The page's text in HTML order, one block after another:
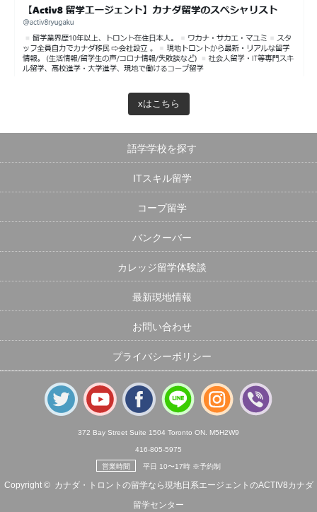
xはこちら
語学学校を探す
ITスキル留学
コープ留学
バンクーバー
カレッジ留学体験談
最新現地情報
お問い合わせ
プライバシーポリシー
372 Bay Street Suite 1504 Toronto ON. M5H2W9
416-805-5975
営業時間 平日 10〜17時 ※予約制
Copyright © カナダ・トロントの留学なら現地日系エージェントのACTIV8カナダ
留学センター